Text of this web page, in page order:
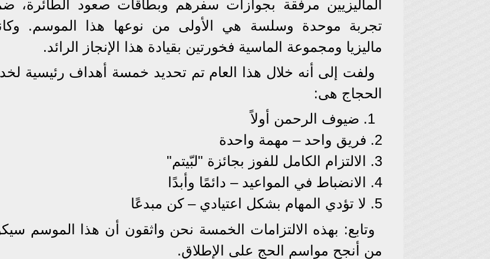
الماليزيين مرفقة بجوازات سفرهم وبطاقات صعود الطائرة،
تجربة موحدة وسلسة هي الأولى من نوعها هذا الموسم.
ماليزيا ومجموعة الماسية فخورتين بقيادة هذا الإنجاز الرائد.
ولفت إلى أنه خلال هذا العام تم تحديد خمسة أهداف رئيسية
الحجاج هى:
1. ضيوف الرحمن أولاً
2. فريق واحد – مهمة واحدة
3. الالتزام الكامل للفوز بجائزة "لبّيتم"
4. الانضباط في المواعيد – دائمًا وأبدًا
5. لا تؤدي المهام بشكل اعتيادي – كن مبدعًا
وتابع: بهذه الالتزامات الخمسة نحن واثقون أن هذا الموسم
من أنجح مواسم الحج على الإطلاق.